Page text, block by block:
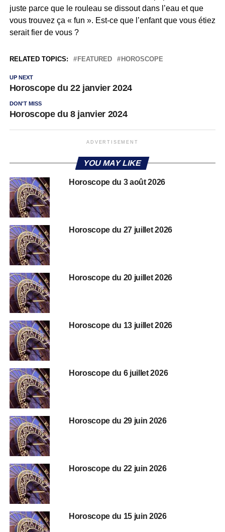
juste parce que le rouleau se dissout dans l’eau et que
vous trouvez ça « fun ». Est-ce que l’enfant que vous étiez
serait fier de vous ?
RELATED TOPICS: FEATURED HOROSCOPE
UP NEXT
Horoscope du 22 janvier 2024
DON'T MISS
Horoscope du 8 janvier 2024
ADVERTISEMENT
YOU MAY LIKE
Horoscope du 3 août 2026
Horoscope du 27 juillet 2026
Horoscope du 20 juillet 2026
Horoscope du 13 juillet 2026
Horoscope du 6 juillet 2026
Horoscope du 29 juin 2026
Horoscope du 22 juin 2026
Horoscope du 15 juin 2026